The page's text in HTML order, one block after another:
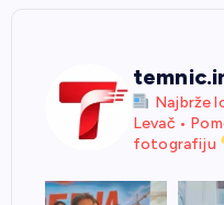
Najbrže
Levač •
fotografiju